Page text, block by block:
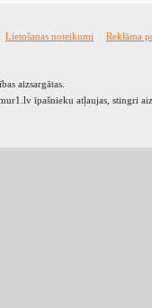
Lietošanas noteikumi
Reklāma
aizsargātas.
īpašnieku atļaujas, stingri